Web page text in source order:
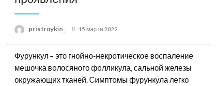
pristroykin_
Posted
15 марта 2022
Фурункул – это гнойно-некротическое воспаление
мешочка волосяного фолликула, сальной железы
окружающих тканей. Симптомы фурункула легко